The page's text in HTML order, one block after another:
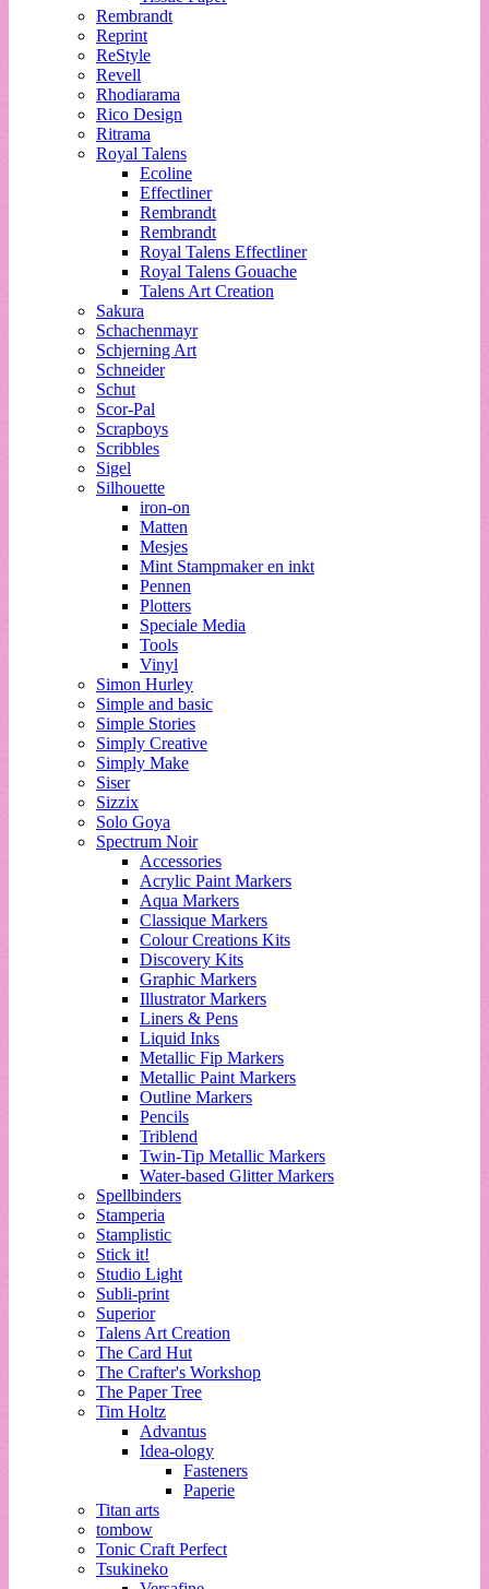
Rembrandt
Reprint
ReStyle
Revell
Rhodiarama
Rico Design
Ritrama
Royal Talens
Ecoline
Effectliner
Rembrandt
Rembrandt
Royal Talens Effectliner
Royal Talens Gouache
Talens Art Creation
Sakura
Schachenmayr
Schjerning Art
Schneider
Schut
Scor-Pal
Scrapboys
Scribbles
Sigel
Silhouette
iron-on
Matten
Mesjes
Mint Stampmaker en inkt
Pennen
Plotters
Speciale Media
Tools
Vinyl
Simon Hurley
Simple and basic
Simple Stories
Simply Creative
Simply Make
Siser
Sizzix
Solo Goya
Spectrum Noir
Accessories
Acrylic Paint Markers
Aqua Markers
Classique Markers
Colour Creations Kits
Discovery Kits
Graphic Markers
Illustrator Markers
Liners & Pens
Liquid Inks
Metallic Fip Markers
Metallic Paint Markers
Outline Markers
Pencils
Triblend
Twin-Tip Metallic Markers
Water-based Glitter Markers
Spellbinders
Stamperia
Stamplistic
Stick it!
Studio Light
Subli-print
Superior
Talens Art Creation
The Card Hut
The Crafter's Workshop
The Paper Tree
Tim Holtz
Advantus
Idea-ology
Fasteners
Paperie
Titan arts
tombow
Tonic Craft Perfect
Tsukineko